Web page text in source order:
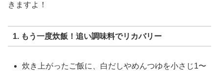
きますよ！
1. もう一度炊飯！追い調味料でリカバリー
炊き上がったご飯に、白だしやめんつゆを小さじ1〜